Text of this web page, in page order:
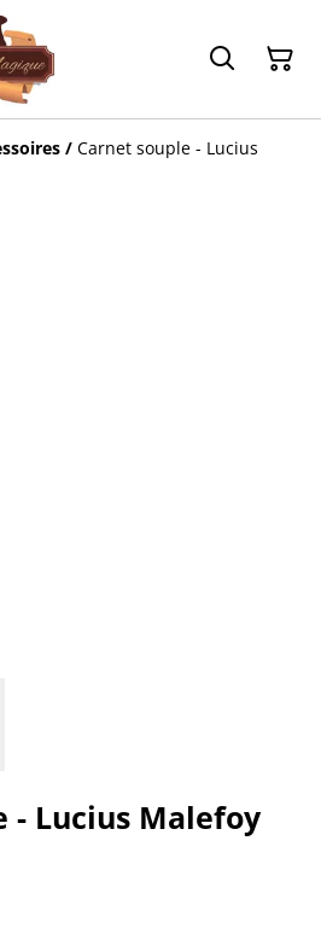
/ Carnet souple - Lucius
- Lucius Malefoy